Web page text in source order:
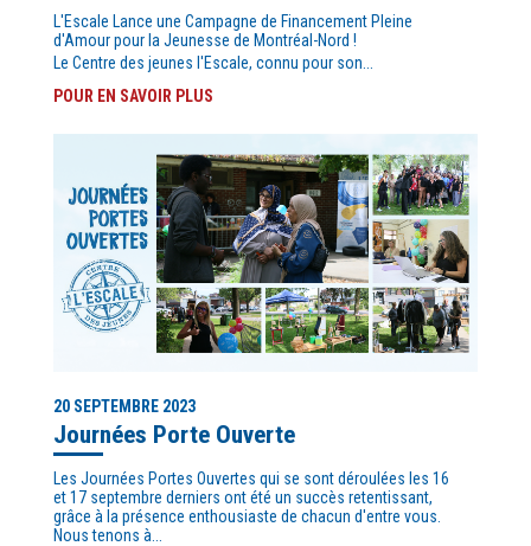
L'Escale Lance une Campagne de Financement Pleine
d'Amour pour la Jeunesse de Montréal-Nord !
Le Centre des jeunes l'Escale, connu pour son...
POUR EN SAVOIR PLUS
20 SEPTEMBRE 2023
Journées Porte Ouverte
Les Journées Portes Ouvertes qui se sont déroulées les 16
et 17 septembre derniers ont été un succès retentissant,
grâce à la présence enthousiaste de chacun d'entre vous.
Nous tenons à...